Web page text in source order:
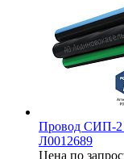
Провод СИП-2
Л0012689
Цена по